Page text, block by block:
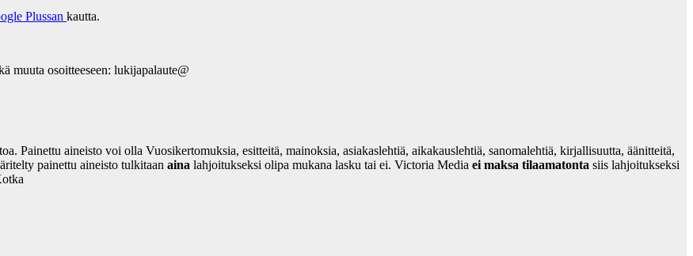
Plussan kautta.
muuta osoitteeseen: lukijapalaute@
Painettu aineisto voi olla Vuosikertomuksia, esitteitä, mainoksia, asiakaslehtiä, aikakauslehtiä, sanomalehtiä, kirjallisuutta, äänitteitä,
painettu aineisto tulkitaan aina lahjoitukseksi olipa mukana lasku tai ei. Victoria Media ei maksa tilaamatonta siis lahjoitukseksi